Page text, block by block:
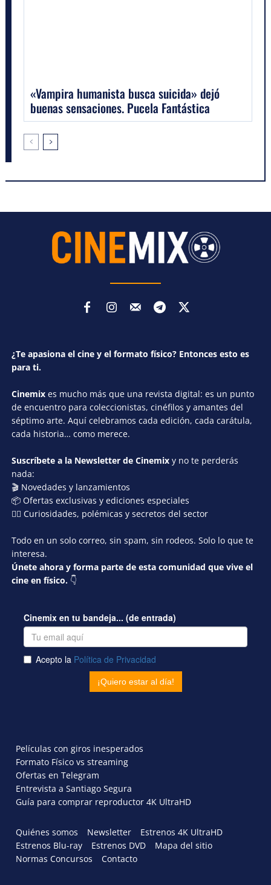
«Vampira humanista busca suicida» dejó
buenas sensaciones. Pucela Fantástica
¿Te apasiona el cine y el formato físico? Entonces esto es
para ti.
Cinemix es mucho más que una revista digital: es un punto
de encuentro para coleccionistas, cinéfilos y amantes del
séptimo arte. Aquí celebramos cada edición, cada carátula,
cada historia… como merece.
Suscríbete a la Newsletter de Cinemix y no te perderás
nada:
🎬 Novedades y lanzamientos
📦 Ofertas exclusivas y ediciones especiales
🕵️‍♂️ Curiosidades, polémicas y secretos del sector
Todo en un solo correo, sin spam, sin rodeos. Solo lo que te
interesa.
Únete ahora y forma parte de esta comunidad que vive el
cine en físico. 👇
Películas con giros inesperados
Formato Físico vs streaming
Ofertas en Telegram
Entrevista a Santiago Segura
Guía para comprar reproductor 4K UltraHD
Quiénes somos Newsletter
Estrenos 4K UltraHD
Estrenos Blu-ray
Estrenos DVD
Mapa del sitio
Normas Concursos
Contacto